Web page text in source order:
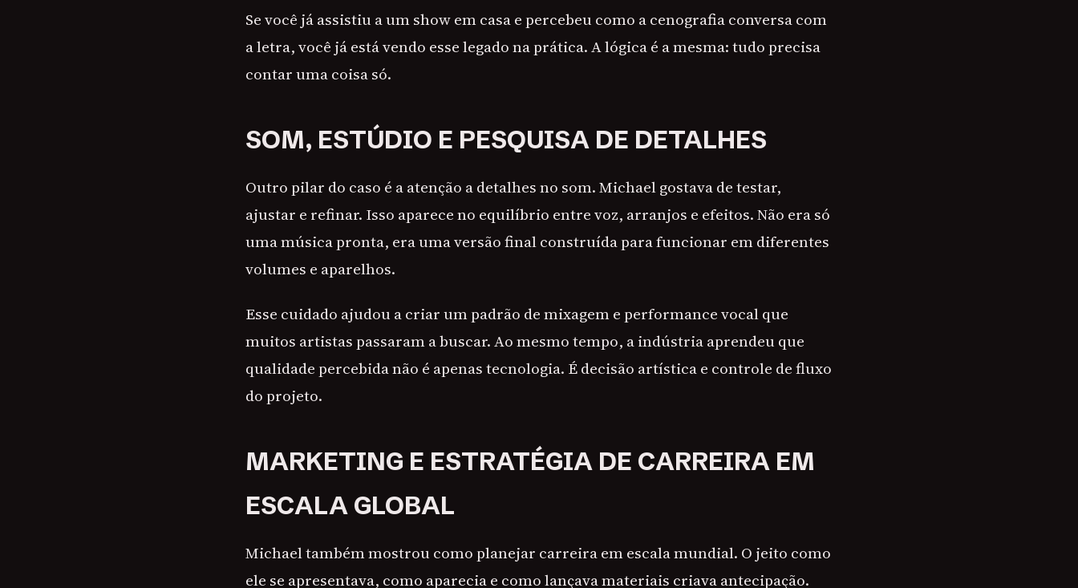
Se você já assistiu a um show em casa e percebeu como a cenografia conversa com
a letra, você já está vendo esse legado na prática. A lógica é a mesma: tudo precisa
contar uma coisa só.
SOM, ESTÚDIO E PESQUISA DE DETALHES
Outro pilar do caso é a atenção a detalhes no som. Michael gostava de testar,
ajustar e refinar. Isso aparece no equilíbrio entre voz, arranjos e efeitos. Não era só
uma música pronta, era uma versão final construída para funcionar em diferentes
volumes e aparelhos.
Esse cuidado ajudou a criar um padrão de mixagem e performance vocal que
muitos artistas passaram a buscar. Ao mesmo tempo, a indústria aprendeu que
qualidade percebida não é apenas tecnologia. É decisão artística e controle de fluxo
do projeto.
MARKETING E ESTRATÉGIA DE CARREIRA EM
ESCALA GLOBAL
Michael também mostrou como planejar carreira em escala mundial. O jeito como
ele se apresentava, como aparecia e como lançava materiais criava antecipação.